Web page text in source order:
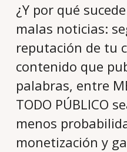
¿Y por qué
malas noticias:
reputación de tu
contenido que
palabras, entre
TODO PÚBLICO
menos
monetización y